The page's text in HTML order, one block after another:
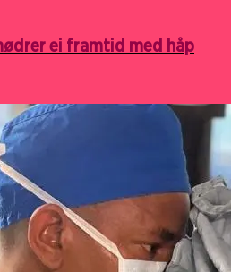
ei framtid med håp